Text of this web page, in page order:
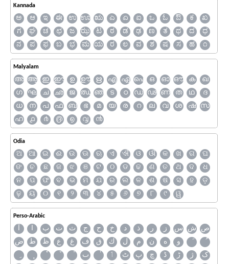
Kannada
ಅ ಆ ಇ ಈ ಉ ಊ ಋ ಎ ಏ ಐ ಒ ಓ ಔ ಕ
ಖ
ಗ
ಘ ಚ ಛ ಜ ಝ ಟ ಠ ಡ ಢ ಣ ತ ಥ ದ
ಧ
ನ
ಪ ಫ ಬ ಭ ಮ ಯ ರ ಲ ವ ಶ ಷ ಸ ಹ ೧
Malyalam
അ ആ ഇ ഈ ഉ ഊ ഋ എ ഏ ഐ ഒ ഓ ഔ ക
ഖ
ഗ
ഘ ച ഛ ജ ഝ ഞ ട ഠ ഡ ഢ ണ ത ഥ
ദ
ധ
ന പ ഫ ബ ഭ മ യ ര റ ല വ ശ ഷ
സ
ഹ
൧ ൪ ൫ ൭ ൮ ൯
Odia
ଅ ଆ ଇ ଈ ଉ ଊ ଋ ଏ ଐ ଓ ଔ କ ଖ ଗ
ଘ
ଙ
ଚ ଛ ଜ ଝ ଞ ଟ ଠ ଡ ଢ ଣ ତ ଥ ଦ
ଧ
ନ
ପ ଫ ବ ଭ ମ ଯ ର ଲ ଳ ଶ ଷ ସ ହ
ଡ଼
ଢ଼
ୟ ୦ ୧ ୨ ୩ ୪ ୫ ୬ ୭ ୮ ୯ ୱ
Perso-Arabic
آ ا ب ت ث ج ح خ د ذ ر ز س ش ص
ض
ط ظ ع غ ف ق ك ل م ن ه
و
ٮ
ٲ ٹ پ چ ڈ ڑ ژ
ک